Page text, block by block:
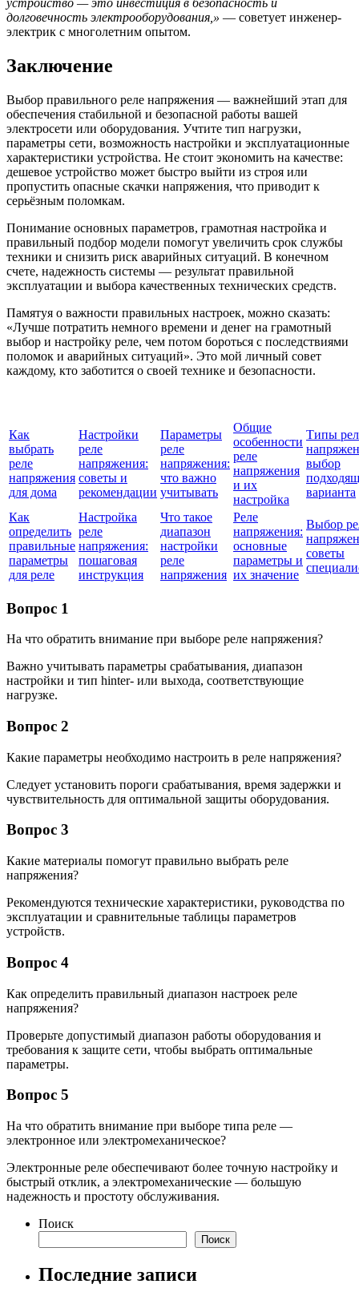
устройство — это инвестиция в безопасность и
долговечность электрооборудования,» — советует инженер-
электрик с многолетним опытом.
Заключение
Выбор правильного реле напряжения — важнейший этап для
обеспечения стабильной и безопасной работы вашей
электросети или оборудования. Учтите тип нагрузки,
параметры сети, возможность настройки и эксплуатационные
характеристики устройства. Не стоит экономить на качестве:
дешевое устройство может быстро выйти из строя или
пропустить опасные скачки напряжения, что приводит к
серьёзным поломкам.
Понимание основных параметров, грамотная настройка и
правильный подбор модели помогут увеличить срок службы
техники и снизить риск аварийных ситуаций. В конечном
счете, надежность системы — результат правильной
эксплуатации и выбора качественных технических средств.
Памятуя о важности правильных настроек, можно сказать:
«Лучше потратить немного времени и денег на грамотный
выбор и настройку реле, чем потом бороться с последствиями
поломок и аварийных ситуаций». Это мой личный совет
каждому, кто заботится о своей технике и безопасности.
Как
выбрать
реле
напряжения
для дома
Настройки
реле
напряжения:
советы и
рекомендации
Параметры
реле
напряжения:
что важно
учитывать
Общие
особенности
реле
напряжения
и их
настройка
Типы
выбор
варианта
Как
определить
правильные
параметры
для реле
Настройка
реле
напряжения:
пошаговая
инструкция
Что такое
диапазон
настройки
реле
напряжения
Реле
напряжения:
основные
параметры и
их значение
Выбор
советы
Вопрос 1
На что обратить внимание при выборе реле напряжения?
Важно учитывать параметры срабатывания, диапазон
настройки и тип hinter- или выхода, соответствующие
нагрузке.
Вопрос 2
Какие параметры необходимо настроить в реле напряжения?
Следует установить пороги срабатывания, время задержки и
чувствительность для оптимальной защиты оборудования.
Вопрос 3
Какие материалы помогут правильно выбрать реле
напряжения?
Рекомендуются технические характеристики, руководства по
эксплуатации и сравнительные таблицы параметров
устройств.
Вопрос 4
Как определить правильный диапазон настроек реле
напряжения?
Проверьте допустимый диапазон работы оборудования и
требования к защите сети, чтобы выбрать оптимальные
параметры.
Вопрос 5
На что обратить внимание при выборе типа реле —
электронное или электромеханическое?
Электронные реле обеспечивают более точную настройку и
быстрый отклик, а электромеханические — большую
надежность и простоту обслуживания.
Поиск
Поиск
Последние записи